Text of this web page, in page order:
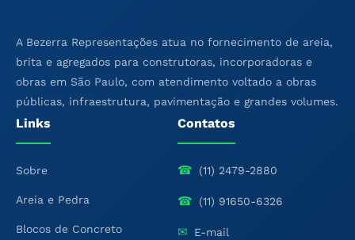
A Bezerra Representações atua no fornecimento de areia,
brita e agregados para construtoras, incorporadoras e
obras em São Paulo, com atendimento voltado a obras
públicas, infraestrutura, pavimentação e grandes volumes.
Links
Sobre
Areia e Pedra
Blocos de Concreto
Contatos
☎ (11) 2479-2880
☎ (11) 91650-6326
✉ E-mail